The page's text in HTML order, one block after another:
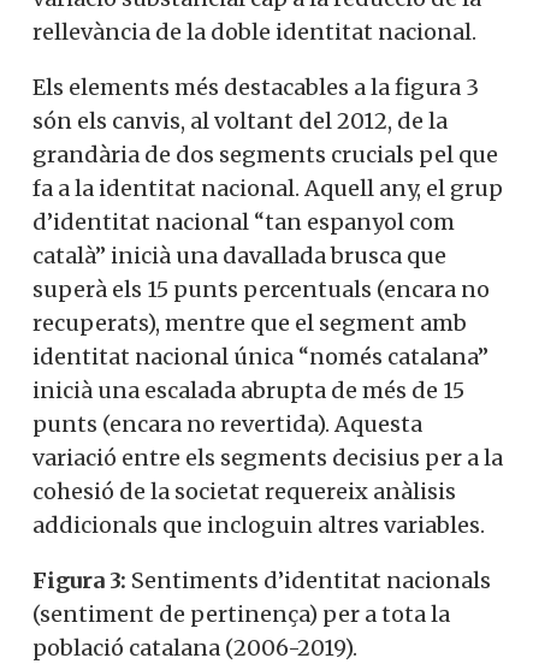
rellevància de la doble identitat nacional.
Els elements més destacables a la figura 3
són els canvis, al voltant del 2012, de la
grandària de dos segments crucials pel que
fa a la identitat nacional. Aquell any, el grup
d’identitat nacional “tan espanyol com
català” inicià una davallada brusca que
superà els 15 punts percentuals (encara no
recuperats), mentre que el segment amb
identitat nacional única “només catalana”
inicià una escalada abrupta de més de 15
punts (encara no revertida). Aquesta
variació entre els segments decisius per a la
cohesió de la societat requereix anàlisis
addicionals que incloguin altres variables.
Figura 3: Sentiments d’identitat nacionals
(sentiment de pertinença) per a tota la
població catalana (2006-2019).